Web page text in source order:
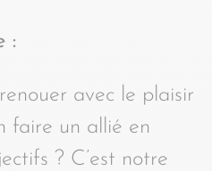
:
avec le plaisir
faire un allié en
? C’est notre